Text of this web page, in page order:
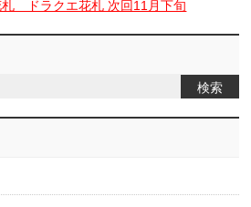
札 ドラクエ花札 次回11月下旬